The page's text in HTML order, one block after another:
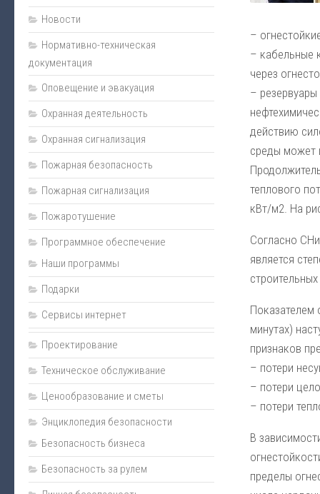
Монтаж
Пожарная сигнализация
Энциклопедия безопасности
Юмор
Безопасность за рулем
Полезная информация
Личная безопасность
Наладка
Видеонаблюдение
Техническое обслуживание
Пожаротушение
Нормативно-техническая документация
Прайс
Карта сайта
Подарки
Интернет-магазин
–
– кабельные
через
–
действию
среды может
теплового
кВт/м2. На
Согласно
является
Показателем
минутах)
признаков
– потери
– потери
– потери
В
пределы
Новости
Нормативно-техническая
документация
Оповещение и эвакуация
Охранная деятельность
Охранная сигнализация
Пожарная безопасность
Пожарная сигнализация
Пожаротушение
Программное обеспечение
Наши программы
Подарки
Сервисы интернет
Проектирование
Техническое обслуживание
Ценообразование и сметы
Энциклопедия безопасности
Безопасность бизнеса
Безопасность за рулем